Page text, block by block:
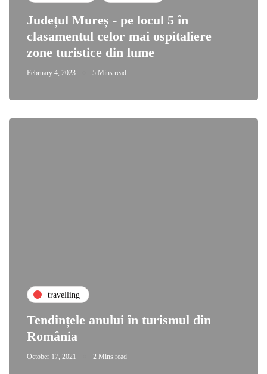
Județul Mureș - pe locul 5 în
clasamentul celor mai ospitaliere
zone turistice din lume
February 4, 2023 5 Mins read
travelling
Tendințele anului în turismul din
România
October 17, 2021 2 Mins read